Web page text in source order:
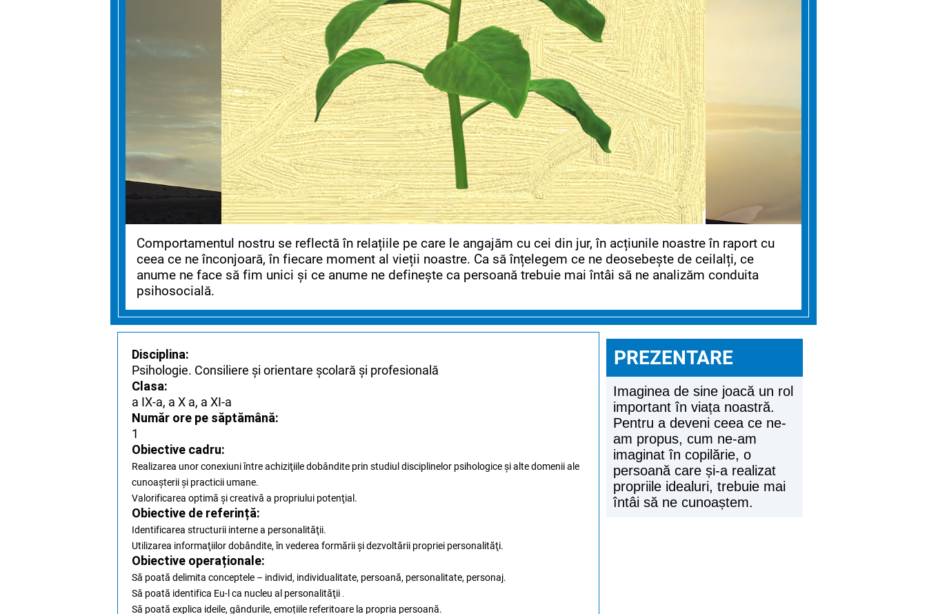
Comportamentul nostru se reflectă în relațiile pe care le angajăm cu cei din jur, în acțiunile noastre în raport cu
ceea ce ne înconjoară, în fiecare moment al vieții noastre. Ca să înțelegem ce ne deosebește de ceilalți, ce
anume ne face să fim unici și ce anume ne definește ca persoană trebuie mai întâi să ne analizăm conduita
psihosocială.
Disciplina:
Psihologie. Consiliere și orientare școlară și profesională
Clasa:
a IX-a, a X a, a XI-a
Număr ore pe săptămână:
1
Obiective cadru:
Realizarea unor conexiuni între achiziţiile dobândite prin studiul disciplinelor psihologice şi alte domenii ale
cunoaşterii şi practicii umane.
Valorificarea optimă şi creativă a propriului potenţial.
Obiective de referință:
Identificarea structurii interne a personalităţii.
Utilizarea informaţiilor dobândite, în vederea formării şi dezvoltării propriei personalităţi.
Obiective operaționale:
Să poată delimita conceptele – individ, individualitate, persoană, personalitate, personaj.
Să poată identifica Eu-l ca nucleu al personalităţii
Să poată explica ideile, gândurile, emoțiile referitoare la propria persoană.
PREZENTARE
Imaginea de sine joacă un rol
important în viața noastră.
Pentru a deveni ceea ce ne-
am propus, cum ne-am
imaginat în copilărie, o
persoană care și-a realizat
propriile idealuri, trebuie mai
întâi să ne cunoaștem.